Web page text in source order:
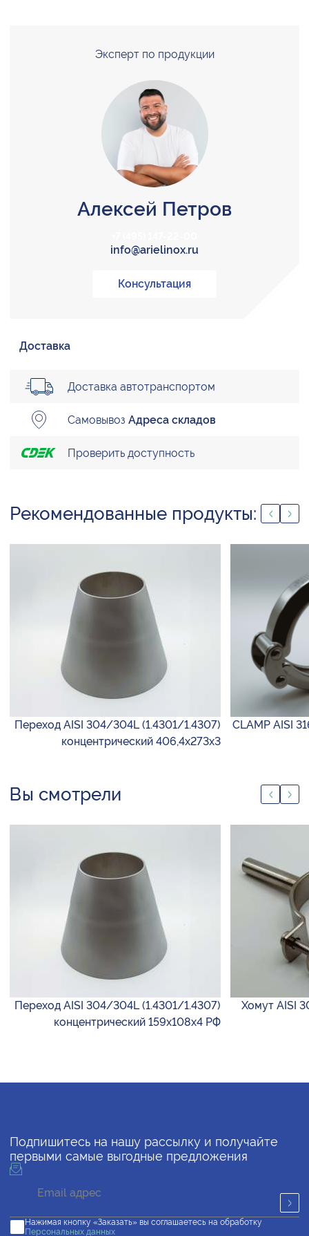
Эксперт по продукции
Алексей Петров
info@arielinox.ru
Консультация
Доставка
Доставка автотранспортом
Самовывоз Адреса складов
Проверить доступность
Рекомендованные продукты:
Переход AISI 304/304L (1.4301/1.4307)
концентрический 406,4х273х3
CLAMP AISI
Вы смотрели
Переход AISI 304/304L (1.4301/1.4307)
концентрический 159х108х4 РФ
Хомут AISI
Подпишитесь на нашу рассылку и получайте
первыми самые выгодные предложения
Нажимая кнопку «Заказать» вы соглашаетесь на обработку
Персональных данных